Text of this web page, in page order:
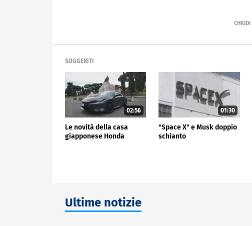
SUGGERITI
02:56
Le novità della casa
giapponese Honda
01:30
"Space X" e Musk doppio
schianto
Ultime notizie